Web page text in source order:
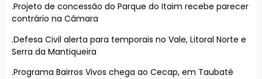
.Projeto de concessão do Parque do Itaim recebe parecer
contrário na Câmara
.Defesa Civil alerta para temporais no Vale, Litoral Norte e
Serra da Mantiqueira
.Programa Bairros Vivos chega ao Cecap, em Taubaté